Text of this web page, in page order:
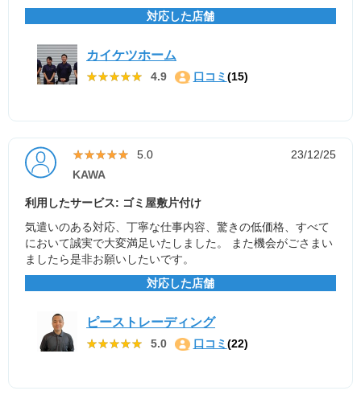
対応した店舗
カイケツホーム
★★★★★
★★★★★ 4.9 口コミ (15)
★★★★★
★★★★★ 5.0
23/12/25
KAWA
利用したサービス: ゴミ屋敷片付け
気遣いのある対応、丁寧な仕事内容、驚きの低価格、すべて
において誠実で大変満足いたしました。 また機会がごさまい
ましたら是非お願いしたいです。
対応した店舗
ピーストレーディング
★★★★★
★★★★★ 5.0 口コミ (22)